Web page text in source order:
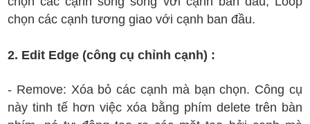
chọn các cạnh tương giao với cạnh ban đầu.
2. Edit Edge (công cụ chỉnh cạnh) :
- Remove: Xóa bỏ các cạnh mà bạn chọn. Công cụ
này tinh tế hơn việc xóa bằng phím delete trên bàn